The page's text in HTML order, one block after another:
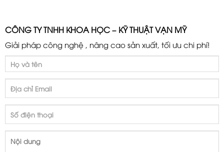
CÔNG TY TNHH KHOA HỌC – KỸ THUẬT VẠN MỸ
Giải pháp công nghệ , nâng cao sản xuất, tối ưu chi phí!